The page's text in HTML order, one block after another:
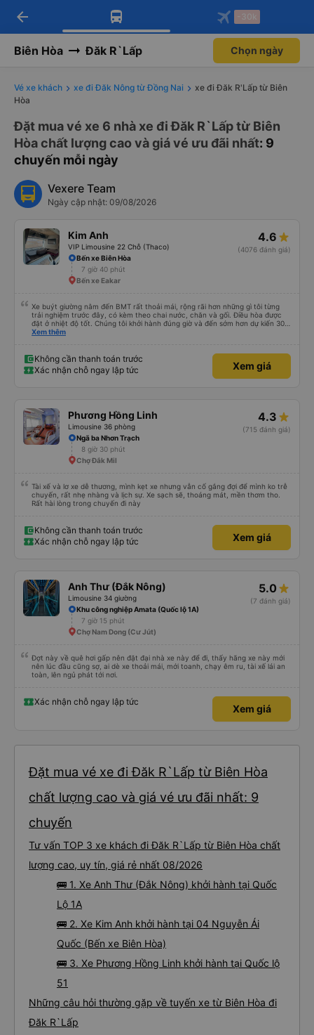
Tải app Vexere ngay!
Nhận ưu đãi thành viên độc
Mở app
Tải app Vexere
-30k/ghế khi đặt vé máy bay qua
Mở app
arrow_back -30k
Biên Hòa Đăk R`Lấp Chọn ngày
Vé xe khách xe đi Đăk Nông từ Đồng Nai
xe đi Đăk R'Lấp từ Biên
Hòa
Đặt mua vé xe 6 nhà xe đi Đăk R`Lấp từ Biên
Hòa chất lượng cao và giá vé ưu đãi nhất: 9
chuyến mỗi ngày
Vexere Team
Ngày cập nhật: 09/08/2026
Kim Anh
VIP Limousine 22 Chỗ (Thaco)
4.6
(4076 đánh giá)
Bến xe Biên Hòa
7 giờ 40 phút
Bến xe Eakar
Xe buýt giường nằm đến BMT rất thoải mái, rộng rãi hơn những gì tôi từng
trải nghiệm trước đây, có kèm theo chai nước, chăn và gối. Điều hòa được
đặt ở nhiệt độ tốt. Chúng tôi khởi hành đúng giờ và đến sớm hơn dự kiến 30
phút. Tài xế rất tuyệt so với những tài xế khác ở Việt Nam! Không quá nhiều
GPS và biển số xe vì tôi phải tìm kiếm xung quanh bến xe để tìm thấy nó, đây
là vấn đề của bến xe Đà Lạt (không phải tất cả các xe buýt đều có bảng
thông tin), chứ không phải của công ty.
Xem thêm
Không cần thanh toán trước
Xác nhận chỗ ngay lập tức
Xem giá
Phương Hồng Linh
Limousine 36 phòng
4.3
(715 đánh giá)
Ngã ba Nhơn Trạch
8 giờ 30 phút
Chợ Đắk Mil
Tài xế và lơ xe dễ thương, mình kẹt xe nhưng vẫn cố gắng đợi để mình ko trễ
chuyến, rất nhẹ nhàng và lịch sự. Xe sạch sẽ, thoáng mát, mền thơm tho.
Rất hài lòng trong chuyến đi này
Không cần thanh toán trước
Xác nhận chỗ ngay lập tức
Xem giá
Anh Thư (Đắk Nông)
Limousine 34 giường
5.0
(7 đánh giá)
Khu công nghiệp Amata (Quốc lộ 1A)
7 giờ 15 phút
Chợ Nam Dong (Cư Jút)
Đợt này về quê hơi gấp nên đặt đại nhà xe này để đi, thấy hãng xe này mới
nên lúc đầu cũng sợ, ai dè xe thoải mái, mới toanh, chạy êm ru, tài xế lái an
toàn, lên ngủ phát tới nơi.
Xác nhận chỗ ngay lập tức
Xem giá
Đặt mua vé xe đi Đăk R`Lấp từ Biên Hòa
chất lượng cao và giá vé ưu đãi nhất: 9
chuyến
Tư vấn TOP 3 xe khách đi Đăk R`Lấp từ Biên Hòa chất
lượng cao, uy tín, giá rẻ nhất 08/2026
🚌 1. Xe Anh Thư (Đắk Nông) khởi hành tại Quốc
Lộ 1A
🚌 2. Xe Kim Anh khởi hành tại 04 Nguyễn Ái
Quốc (Bến xe Biên Hòa)
🚌 3. Xe Phương Hồng Linh khởi hành tại Quốc lộ
51
Những câu hỏi thường gặp về tuyến xe từ Biên Hòa đi
Đăk R`Lấp